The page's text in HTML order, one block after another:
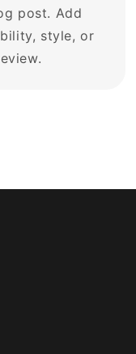
post. Add
style, or